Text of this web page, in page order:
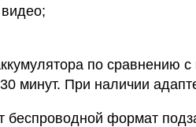
по сравнению
30 минут. При наличии
беспроводной формат